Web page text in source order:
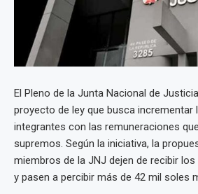
El Pleno de la Junta Nacional de
proyecto de ley que busca incrementar
integrantes con las remuneraciones
supremos. Según la iniciativa, la
miembros de la JNJ dejen de recibir
y pasen a percibir más de 42 mil soles